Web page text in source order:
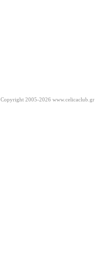
Copyright 2005-2026 www.celicaclub.gr